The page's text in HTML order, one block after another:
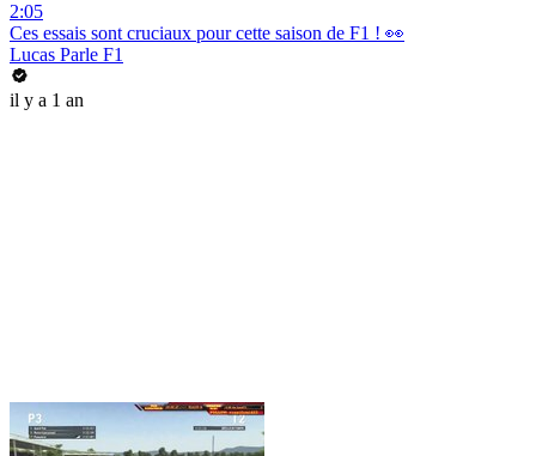
2:05
Ces essais sont cruciaux pour cette saison de F1 ! 👀
Lucas Parle F1
il y a 1 an